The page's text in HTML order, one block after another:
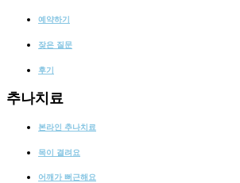
예약하기
잦은 질문
후기
추나치료
본라인 추나치료
목이 결려요
어깨가 뻐근해요